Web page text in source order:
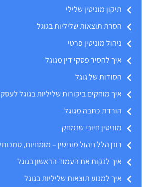
תיקון מוניטין שלילי
הסרת תוצאות שליליות בגוגל
ניהול מוניטין פרטי
איך להסיר פסקי דין מגוגל
הסודות של גוגל
איך מוחקים ביקורות שליליות בגוגל
הורדת כתבה מגוגל
מוניטין חיובי שנמחק
רונן הלל ניהול מוניטין – מומחיות,
איך לנקות את העמוד הראשון בגוגל
איך למנוע תוצאות שליליות בגוגל